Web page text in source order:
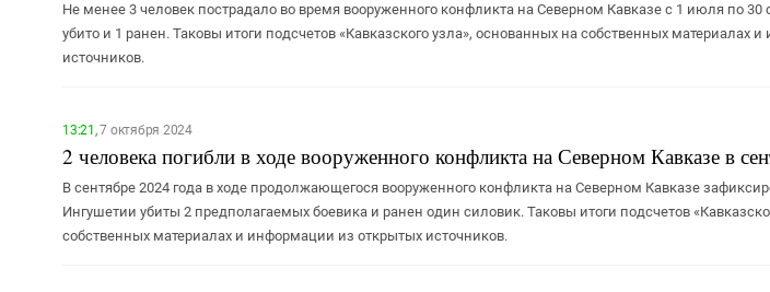
Не менее 3 человек пострадало во время вооруженного конфликта на Северном Кавказе с 1 июля по 30
убито и 1 ранен. Таковы итоги подсчетов «Кавказского узла», основанных на собственных материалах
источников.
13:21,7 октября 2024
2 человека погибли в ходе вооруженного конфликта на Северном Кавказе в
В сентябре 2024 года в ходе продолжающегося вооруженного конфликта на Северном Кавказе
Ингушетии убиты 2 предполагаемых боевика и ранен один силовик. Таковы итоги подсчетов
собственных материалах и информации из открытых источников.